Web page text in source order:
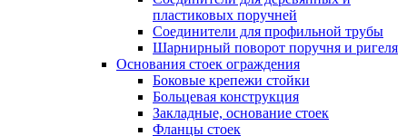
пластиковых поручней
Соединители для профильной трубы
Шарнирный поворот поручня и ригеля
Основания стоек ограждения
Боковые крепежи стойки
Больцевая конструкция
Закладные, основание стоек
Фланцы стоек